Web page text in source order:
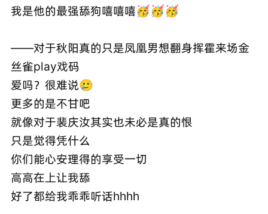
我是他的最强舔狗嘻嘻嘻🥳🥳🥳
——对于秋阳真的只是凤凰男想翻身挥霍来场金
丝雀play戏码
爱吗？很难说🥲
更多的是不甘吧
就像对于裴庆汝其实也未必是真的恨
只是觉得凭什么
你们能心安理得的享受一切
高高在上让我舔
好了都给我乖乖听话hhhh